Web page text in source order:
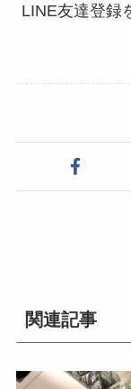
LINE友達登録
関連記事